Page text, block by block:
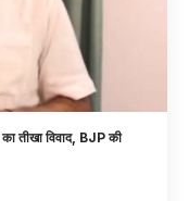
तीखा विवाद, BJP की